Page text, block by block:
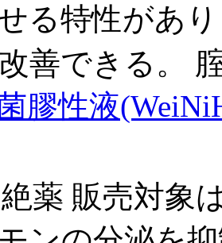
る特性があ
善できる。
膠性液
薬 販売対象